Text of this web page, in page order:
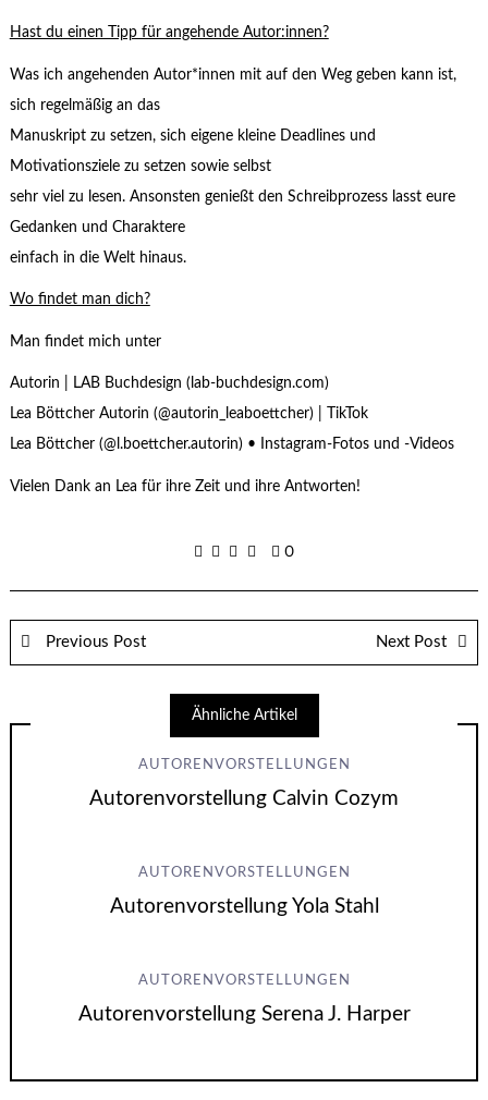
Hast du einen Tipp für angehende Autor:innen?
Was ich angehenden Autor*innen mit auf den Weg geben kann ist,
sich regelmäßig an das
Manuskript zu setzen, sich eigene kleine Deadlines und
Motivationsziele zu setzen sowie selbst
sehr viel zu lesen. Ansonsten genießt den Schreibprozess lasst eure
Gedanken und Charaktere
einfach in die Welt hinaus.
Wo findet man dich?
Man findet mich unter
Autorin | LAB Buchdesign (lab-buchdesign.com)
Lea Böttcher Autorin (@autorin_leaboettcher) | TikTok
Lea Böttcher (@l.boettcher.autorin) • Instagram-Fotos und -Videos
Vielen Dank an Lea für ihre Zeit und ihre Antworten!
0
Previous Post Next Post
Ähnliche Artikel
AUTORENVORSTELLUNGEN
Autorenvorstellung Calvin Cozym
AUTORENVORSTELLUNGEN
Autorenvorstellung Yola Stahl
AUTORENVORSTELLUNGEN
Autorenvorstellung Serena J. Harper